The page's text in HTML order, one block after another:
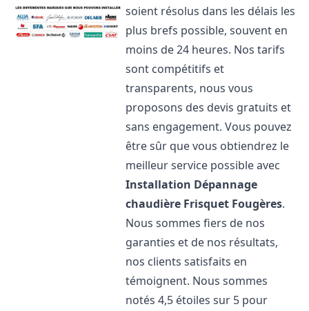
soient résolus dans les délais les
plus brefs possible, souvent en
moins de 24 heures. Nos tarifs
sont compétitifs et
transparents, nous vous
proposons des devis gratuits et
sans engagement. Vous pouvez
être sûr que vous obtiendrez le
meilleur service possible avec
Installation Dépannage
chaudière Frisquet Fougères.
Nous sommes fiers de nos
garanties et de nos résultats,
nos clients satisfaits en
témoignent. Nous sommes
notés 4,5 étoiles sur 5 pour